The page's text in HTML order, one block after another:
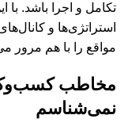
تکامل و اجرا باشد.
استراتژی‌ها و
مواقع را با هم مرور
مخاطب
نمی‌شناسم